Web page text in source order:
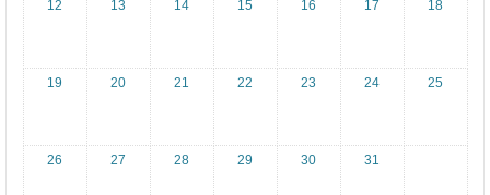
12 13 14 15 16 17 18
19 20 21 22 23 24 25
26 27 28 29 30 31